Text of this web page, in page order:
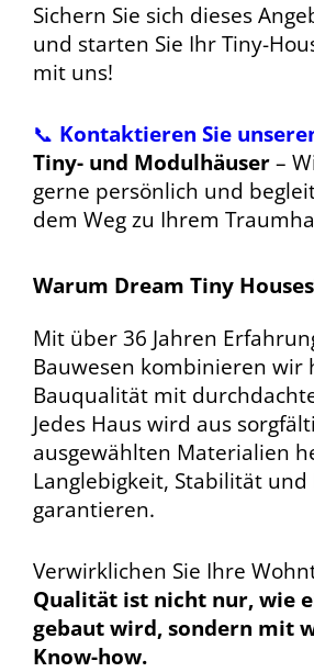
Sichern Sie sich dieses
und starten Sie Ihr Tiny-
mit uns!
📞 Kontaktieren Sie
Tiny- und Modulhäuser –
gerne persönlich und
dem Weg zu Ihrem
Warum Dream Tiny
Mit über 36 Jahren
Bauwesen kombinieren wir
Bauqualität mit
Jedes Haus wird aus
ausgewählten Materialien
Langlebigkeit, Stabilität und
garantieren.
Verwirklichen Sie Ihre
Qualität ist nicht nur, wie
gebaut wird, sondern mit
Know-how.